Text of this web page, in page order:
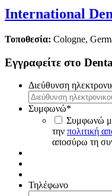
International
Τοποθεσία: Cologne,
Εγγραφείτε στο
Διεύθυνση
Συμφωνώ*
Συμφωνώ
την πολιτική
αποσύρω τη
Τηλέφωνο